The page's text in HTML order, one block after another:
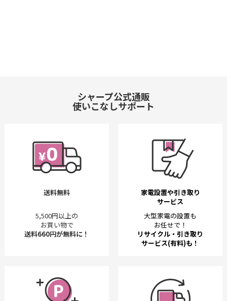
シャープ公式通販
使いこなしサポート
送料無料
5,500円以上の
お買い物で
送料660円が無料に！
家電設置や引き取り
サービス
大型家電の設置も
お任せで！
リサイクル・引き取り
サービス(有料)も！